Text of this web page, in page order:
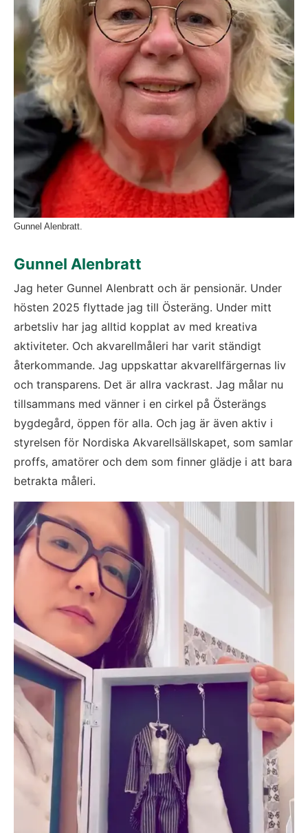
Gunnel Alenbratt.
Gunnel Alenbratt
Jag heter Gunnel Alenbratt och är pensionär. Under
hösten 2025 flyttade jag till Österäng. Under mitt
arbetsliv har jag alltid kopplat av med kreativa
aktiviteter. Och akvarellmåleri har varit ständigt
återkommande. Jag uppskattar akvarellfärgernas liv
och transparens. Det är allra vackrast. Jag målar nu
tillsammans med vänner i en cirkel på Österängs
bygdegård, öppen för alla. Och jag är även aktiv i
styrelsen för Nordiska Akvarellsällskapet, som samlar
proffs, amatörer och dem som finner glädje i att bara
betrakta måleri.